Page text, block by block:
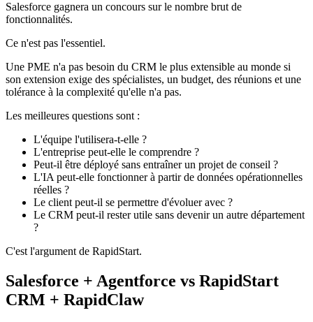
Salesforce gagnera un concours sur le nombre brut de
fonctionnalités.
Ce n'est pas l'essentiel.
Une PME n'a pas besoin du CRM le plus extensible au monde si
son extension exige des spécialistes, un budget, des réunions et une
tolérance à la complexité qu'elle n'a pas.
Les meilleures questions sont :
L'équipe l'utilisera-t-elle ?
L'entreprise peut-elle le comprendre ?
Peut-il être déployé sans entraîner un projet de conseil ?
L'IA peut-elle fonctionner à partir de données opérationnelles
réelles ?
Le client peut-il se permettre d'évoluer avec ?
Le CRM peut-il rester utile sans devenir un autre département
?
C'est l'argument de RapidStart.
Salesforce + Agentforce vs RapidStart
CRM + RapidClaw